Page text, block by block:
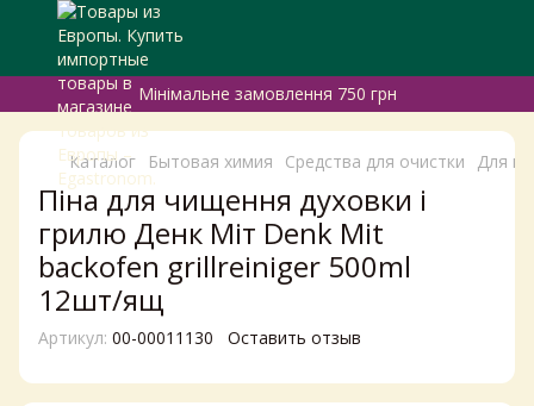
Мінімальне замовлення 750 грн
Каталог Бытовая химия Средства для очистки Для
Піна для чищення духовки і
грилю Денк Міт Denk Mit
backofen grillreiniger 500ml
12шт/ящ
Артикул: 00-00011130 Оставить отзыв